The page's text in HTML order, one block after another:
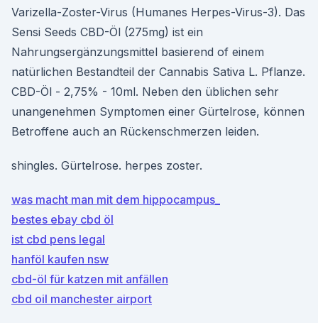
Varizella-Zoster-Virus (Humanes Herpes-Virus-3). Das
Sensi Seeds CBD-Öl (275mg) ist ein
Nahrungsergänzungsmittel basierend of einem
natürlichen Bestandteil der Cannabis Sativa L. Pflanze.
CBD-Öl - 2,75% - 10ml. Neben den üblichen sehr
unangenehmen Symptomen einer Gürtelrose, können
Betroffene auch an Rückenschmerzen leiden.
shingles. Gürtelrose. herpes zoster.
was macht man mit dem hippocampus_
bestes ebay cbd öl
ist cbd pens legal
hanföl kaufen nsw
cbd-öl für katzen mit anfällen
cbd oil manchester airport